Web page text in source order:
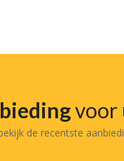
voor
de recentste